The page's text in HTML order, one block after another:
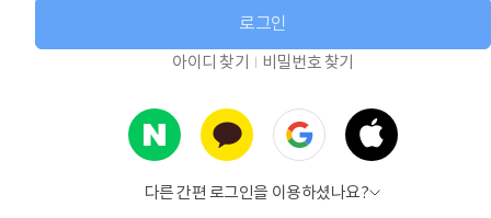
로그인
아이디 찾기 비밀번호 찾기
다른 간편 로그인을 이용하셨나요?